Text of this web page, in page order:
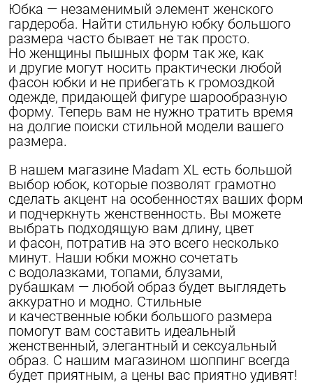
Юбка — незаменимый элемент женского
гардероба. Найти стильную юбку большого
размера часто бывает не так просто.
Но женщины пышных форм так же, как
и другие могут носить практически любой
фасон юбки и не прибегать к громоздкой
одежде, придающей фигуре шарообразную
форму. Теперь вам не нужно тратить время
на долгие поиски стильной модели вашего
размера.
В нашем магазине Madam XL есть большой
выбор юбок, которые позволят грамотно
сделать акцент на особенностях ваших форм
и подчеркнуть женственность. Вы можете
выбрать подходящую вам длину, цвет
и фасон, потратив на это всего несколько
минут. Наши юбки можно сочетать
с водолазками, топами, блузами,
рубашкам — любой образ будет выглядеть
аккуратно и модно. Стильные
и качественные юбки большого размера
помогут вам составить идеальный
женственный, элегантный и сексуальный
образ. С нашим магазином шоппинг всегда
будет приятным, а цены вас приятно удивят!